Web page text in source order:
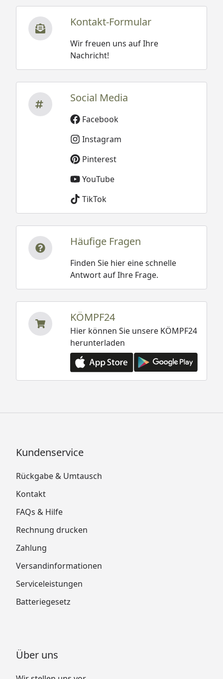
Kontakt-Formular
Wir freuen uns auf Ihre
Nachricht!
Social Media
Facebook
Instagram
Pinterest
YouTube
TikTok
Häufige Fragen
Finden Sie hier eine schnelle
Antwort auf Ihre Frage.
KÖMPF24
Hier können Sie unsere KÖMPF24
herunterladen
Kundenservice
Rückgabe & Umtausch
Kontakt
FAQs & Hilfe
Rechnung drucken
Zahlung
Versandinformationen
Serviceleistungen
Batteriegesetz
Über uns